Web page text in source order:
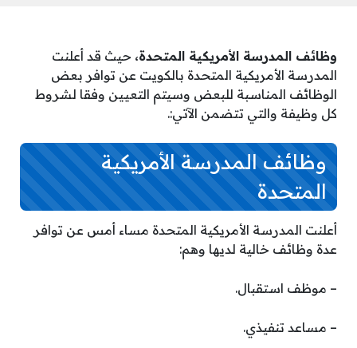
وظائف المدرسة الأمريكية المتحدة، حيث قد أعلنت
المدرسة الأمريكية المتحدة بالكويت عن توافر بعض
الوظائف المناسبة للبعض وسيتم التعيين وفقا لشروط
كل وظيفة والتي تتضمن الآتي:.
وظائف المدرسة الأمريكية
المتحدة
أعلنت المدرسة الأمريكية المتحدة مساء أمس عن توافر
عدة وظائف خالية لديها وهم:
– موظف استقبال.
– مساعد تنفيذي.